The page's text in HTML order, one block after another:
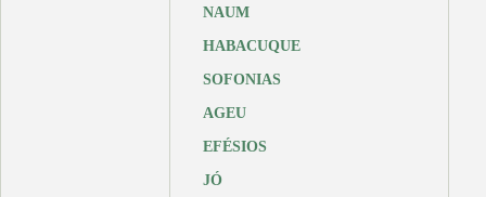
NAUM
HABACUQUE
SOFONIAS
AGEU
EFÉSIOS
JÓ